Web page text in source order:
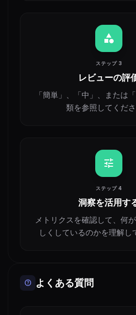
category
ステップ 3
レビューの評
「簡単」、「中」、または
類を参照してくださ
tune
ステップ 4
洞察を活用す
メトリクスを確認して、何
しくしているのかを理解し
help よくある質問